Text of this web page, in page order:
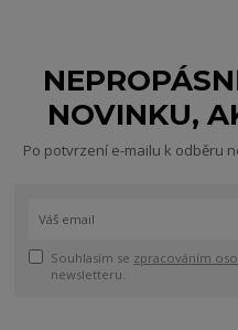
NOVINKU,
Po potvrzení e-mailu k odběru
Souhlasím se zpracováním
newsletteru.